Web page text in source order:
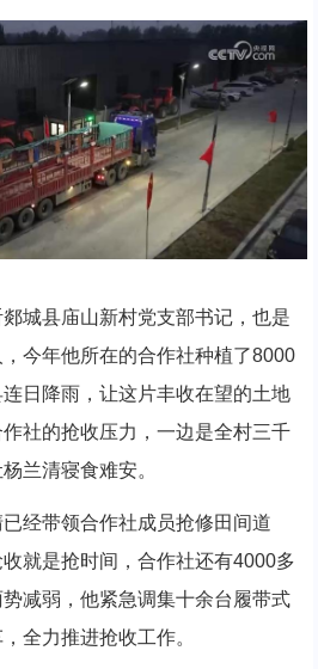
县庙山新村党支部书记，也是
今年他所在的合作社种植了8000
日降雨，让这片丰收在望的土地
社的抢收压力，一边是全村三千
兰清寝食难安。
带领合作社成员抢修田间道
就是抢时间，合作社还有4000多
减弱，他紧急调集十余台履带式
全力推进抢收工作。